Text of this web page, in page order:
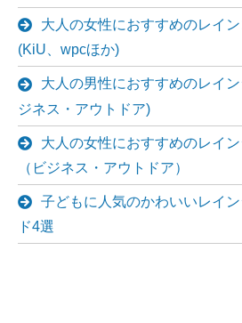
大人の女性におすすめのレイ
(KiU、wpcほか)
大人の男性におすすめのレイ
ジネス・アウトドア)
大人の女性におすすめのレイ
（ビジネス・アウトドア）
子どもに人気のかわいいレイ
ド4選